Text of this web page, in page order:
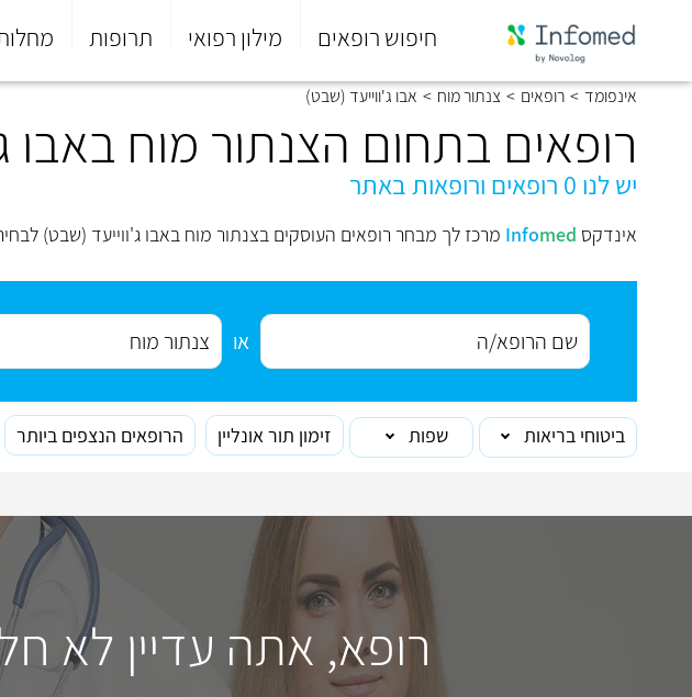
חיפוש רופאים מילון רפואי תרופות
סוף
התפריט
אינפומד > רופאים > צנתור מוח > אבו ג'ווייעד (שבט)
רופאים בתחום הצנתור מוח באבו
יש לנו 0 רופאים ורופאות באתר
אינדקס Infomed מרכז לך מבחר רופאים העוסקים בצנתור מוח באבו ג'ווייעד (שבט)
או
ביטוחי בריאות שפות זימון תור אונליין הרופאים הנצפים ביותר
רופא, אתה עדיין לא